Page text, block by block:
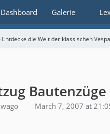
Dashboard Galerie
Entdecke die Welt der klassischen
Bautenzüge
March 7, 2007 at